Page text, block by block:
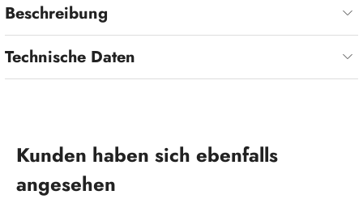
Beschreibung
Technische Daten
Produktgalerie überspringen
Kunden haben sich ebenfalls
angesehen